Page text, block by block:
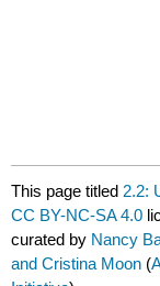
This page titled 2.2:
CC BY-NC-SA 4.0
curated by Nancy
and Cristina Moon (